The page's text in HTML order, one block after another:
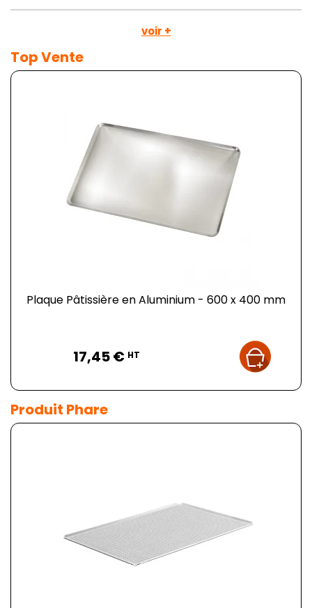
voir +
Top Vente
Plaque Pâtissière en Aluminium - 600 x 400 mm
17,45 € HT
Produit Phare